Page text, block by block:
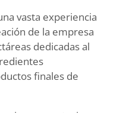
vasta experiencia
de la empresa
dedicadas al
finales de